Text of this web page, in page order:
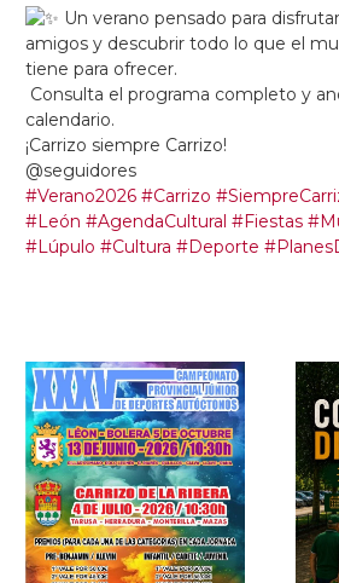
Un verano pensado para
amigos y descubrir todo lo que el
tiene para ofrecer.
Consulta el programa completo y
calendario.
¡Carrizo siempre Carrizo!
@seguidores
#Verano2026 #Carrizo
#León #AgendaCultural #Fiestas
#Lúpulo #Cultura #Deporte